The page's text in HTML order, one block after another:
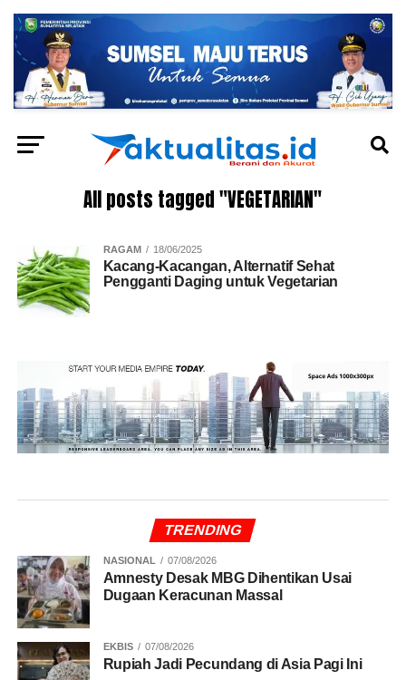
All posts tagged "VEGETARIAN"
RAGAM 18/06/2025
Kacang-Kacangan, Alternatif Sehat
Pengganti Daging untuk Vegetarian
TRENDING
NASIONAL 07/08/2026
Amnesty Desak MBG Dihentikan Usai
Dugaan Keracunan Massal
EKBIS 07/08/2026
Rupiah Jadi Pecundang di Asia Pagi Ini